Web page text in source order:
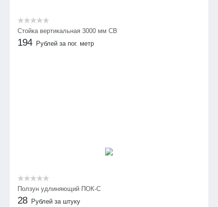
Стойка вертикальная 3000 мм СВ
194 Рублей за пог. метр
Ползун удлиняющий ПОК-С
28 Рублей за штуку